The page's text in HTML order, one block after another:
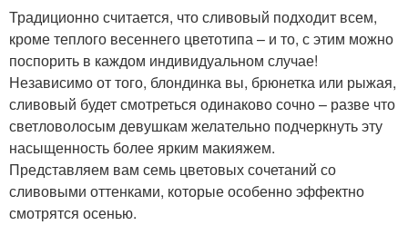
Традиционно считается, что сливовый подходит всем,
кроме теплого весеннего цветотипа – и то, с этим можно
поспорить в каждом индивидуальном случае!
Независимо от того, блондинка вы, брюнетка или рыжая,
сливовый будет смотреться одинаково сочно – разве что
светловолосым девушкам желательно подчеркнуть эту
насыщенность более ярким макияжем.
Представляем вам семь цветовых сочетаний со
сливовыми оттенками, которые особенно эффектно
смотрятся осенью.